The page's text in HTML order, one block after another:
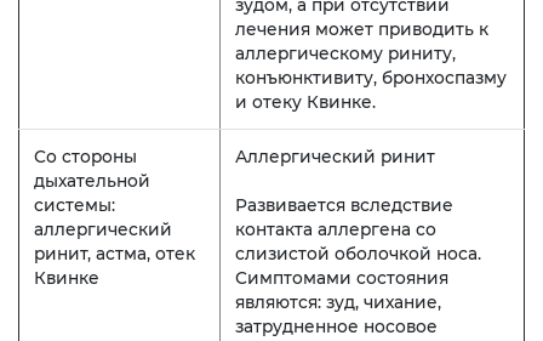
зудом, а при отсутствии
лечения может приводить к
аллергическому риниту,
конъюнктивиту, бронхоспазму
и отеку Квинке.
Со стороны
дыхательной
системы:
аллергический
ринит, астма, отек
Квинке
Аллергический ринит
Развивается вследствие
контакта аллергена со
слизистой оболочкой носа.
Симптомами состояния
являются: зуд, чихание,
затрудненное носовое